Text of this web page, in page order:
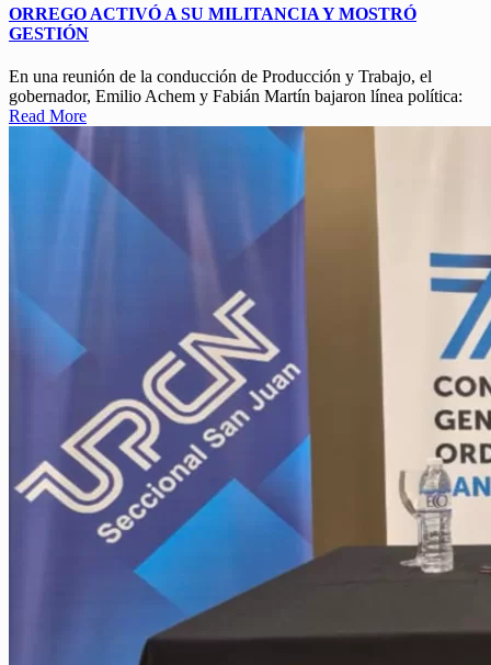
ORREGO ACTIVÓ A SU MILITANCIA Y MOSTRÓ
GESTIÓN
En una reunión de la conducción de Producción y Trabajo, el
gobernador, Emilio Achem y Fabián Martín bajaron línea política:
Read More